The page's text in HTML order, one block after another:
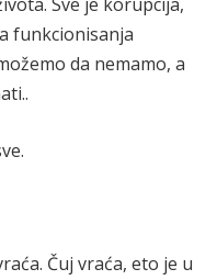
funkcionisanja
da nemamo, a
Čuj vraća, eto je u